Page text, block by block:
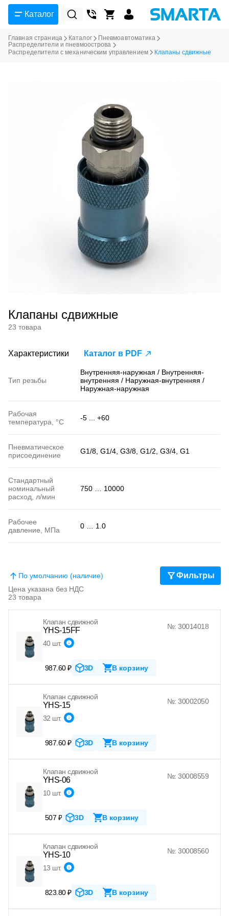
Каталог
Главная страница Каталог
Пневмоавтоматика
Распределители и пневмоострова
Распределители с механическим управлением
Клапаны сдвижные
Клапаны сдвижные
23 товара
Характеристики Каталог в PDF
Тип резьбы
Внутренняя-наружная / Внутренняя-
внутренняя / Наружная-внутренняя /
Наружная-наружная
Рабочая
температура, °С
-5 ... +60
Пневматическое
присоединение
G1/8, G1/4, G3/8, G1/2, G3/4, G1
Стандартный
номинальный
расход, л/мин
750 … 10000
Рабочее
давление, МПа
0 … 1.0
23 товара
Цена указана без НДС
По умолчанию (наличие) Фильтры
Клапан сдвижной
YHS-15FF №: 30014018
40 шт.
987.60 ₽ 3D В корзину
Клапан сдвижной
YHS-15 №: 30002050
32 шт.
987.60 ₽ 3D В корзину
Клапан сдвижной
YHS-06 №: 30008559
10 шт.
507 ₽ 3D В корзину
Клапан сдвижной
YHS-10 №: 30008560
13 шт.
823.80 ₽ 3D В корзину